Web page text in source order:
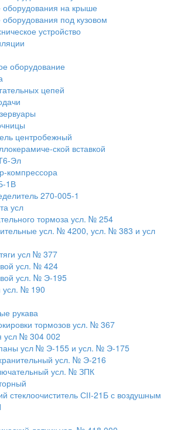
на крыше
под кузовом
устройство
оборудование
цепей
центробежный
ской вставкой
Эл
компрессора
1В
270-005-1
усл
тормоза усл. № 254
усл. № 4200, усл. № 383 и усл
усл № 377
усл. № 424
усл. № Э-195
усл. № 190
рукава
тормозов усл. № 367
усл № 304 002
усл № Э-155 и усл. № Э-175
усл. № Э-216
усл. № ЗПК
стеклоочиститель СІІ-21Б с воздушным